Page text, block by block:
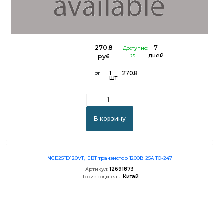
270.8
руб
Доступно:
25
7
дней
от 1
шт
270.8
В корзину
NCE25TD120VT, IGBT транзистор 1200В 25A TO-247
Артикул: 12691873
Производитель: Китай